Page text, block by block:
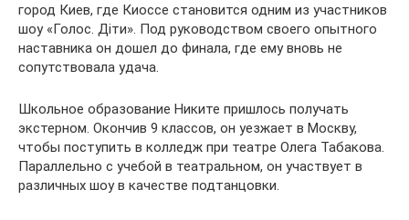
город Киев, где Киоссе становится одним из участников
шоу «Голос. Дiти». Под руководством своего опытного
наставника он дошел до финала, где ему вновь не
сопутствовала удача.
Школьное образование Никите пришлось получать
экстерном. Окончив 9 классов, он уезжает в Москву,
чтобы поступить в колледж при театре Олега Табакова.
Параллельно с учебой в театральном, он участвует в
различных шоу в качестве подтанцовки.